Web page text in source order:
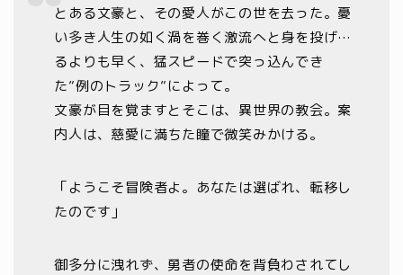
とある文豪と、その愛人がこの世を去った。憂
い多き人生の如く渦を巻く激流へと身を投げ…
るよりも早く、猛スピードで突っ込んでき
た”例のトラック”によって。
文豪が目を覚ますとそこは、異世界の教会。案
内人は、慈愛に満ちた瞳で微笑みかける。
「ようこそ冒険者よ。あなたは選ばれ、転移し
たのです」
御多分に洩れず、勇者の使命を背負わされてし